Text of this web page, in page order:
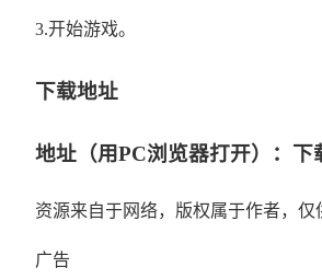
3.开始游戏。
下载地址
地址（用PC浏览器打开）：下
资源来自于网络，版权属于作者，
广告